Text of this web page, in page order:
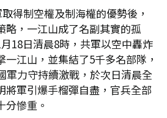
得制空權及制海權的優勢後，
略，一江山成了名副其實的孤
18日清晨8時，共軍以空中轟炸
江山，並集結了5千多名部隊，
軍力守持續激戰，於次日清晨全
將軍引爆手榴彈自盡，官兵全部
分慘重。